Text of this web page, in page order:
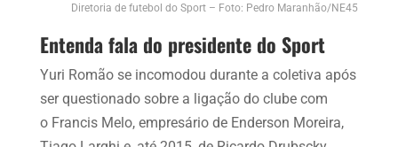
Diretoria de futebol do Sport – Foto: Pedro Maranhão/NE45
Entenda fala do presidente do Sport
Yuri Romão se incomodou durante a coletiva após
ser questionado sobre a ligação do clube com
o Francis Melo, empresário de Enderson Moreira,